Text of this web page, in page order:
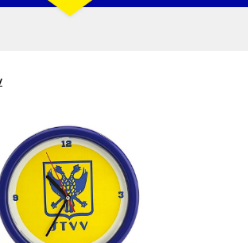
Tech /Fenix Premier Tech